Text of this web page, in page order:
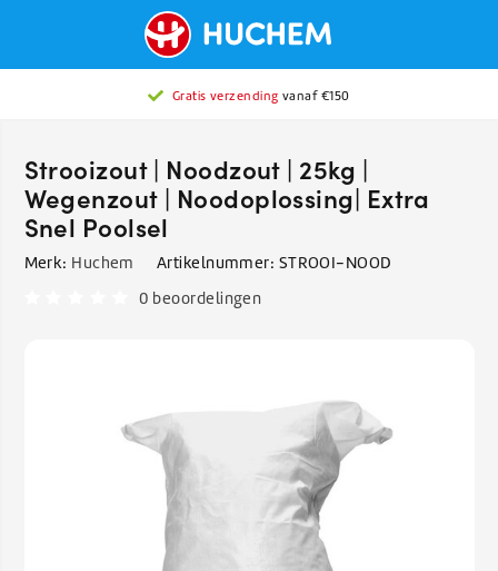
Gratis verzending vanaf €150
Strooizout | Noodzout | 25kg |
Wegenzout | Noodoplossing| Extra
Snel Poolsel
Merk: Huchem Artikelnummer: STROOI-NOOD
0 beoordelingen